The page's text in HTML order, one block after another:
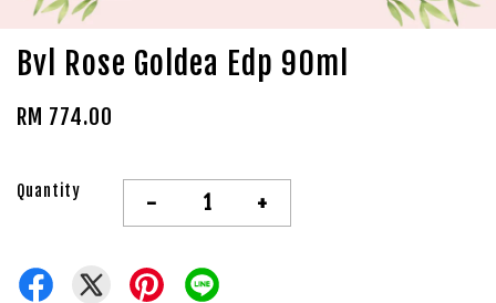
Bvl Rose Goldea Edp 90ml
RM 774.00
Quantity - +